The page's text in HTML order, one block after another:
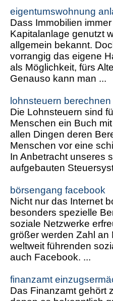
eigentumswohnung
Dass Immobilien
Kapitalanlage genutzt
allgemein bekannt.
vorrangig das eigene
als Möglichkeit, fürs
Genauso kann man ...
lohnsteuern berechnen
Die Lohnsteuern sind
Menschen ein Buch
allen Dingen deren
Menschen vor eine
In Anbetracht unseres
aufgebauten
börsengang facebook
Nicht nur das Internet
besonders spezielle
soziale Netzwerke
größer werden Zahl an
weltweit führenden
auch Facebook. ...
finanzamt
Das Finanzamt gehört